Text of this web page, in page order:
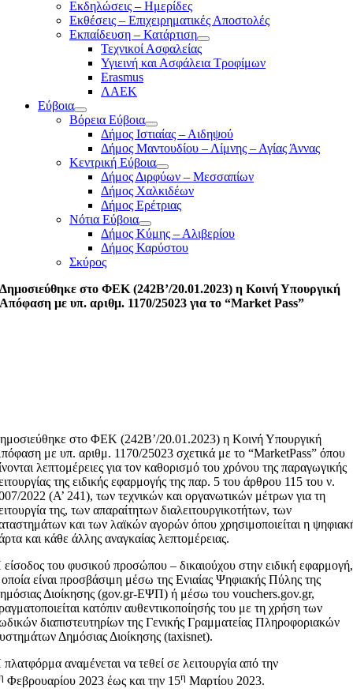
Εκδηλώσεις – Ημερίδες
Εκθέσεις – Επιχειρηματικές Αποστολές
Εκπαίδευση – Κατάρτιση
Τεχνικοί Ασφαλείας
Υγιεινή και Ασφάλεια Τροφίμων
Erasmus
ΛΑΕΚ
Εύβοια
Βόρεια Εύβοια
Δήμος Ιστιαίας – Αιδηψού
Δήμος Μαντουδίου – Λίμνης – Αγίας Άννας
Κεντρική Εύβοια
Δήμος Διρφύων – Μεσσαπίων
Δήμος Χαλκιδέων
Δήμος Ερέτριας
Νότια Εύβοια
Δήμος Κύμης – Αλιβερίου
Δήμος Καρύστου
Σκύρος
Δημοσιεύθηκε στο ΦΕΚ (242Β’/20.01.2023) η Κοινή Υπουργική
Απόφαση με υπ. αριθμ. 1170/25023 για το “Market Pass”
στο ΦΕΚ (242Β’/20.01.2023) η Κοινή Υπουργική
με υπ. αριθμ. 1170/25023 σχετικά με το “MarketPass” όπου
λεπτομέρειες για τον καθορισμό του χρόνου της παραγωγικής
της ειδικής εφαρμογής της παρ. 5 του άρθρου 115 του ν.
2022 (Α’ 241), των τεχνικών και οργανωτικών μέτρων για τη
της, των απαραίτητων διαλειτουργικοτήτων, των
και των λαϊκών αγορών όπου χρησιμοποιείται η
και κάθε άλλης αναγκαίας λεπτομέρειας.
του φυσικού προσώπου – δικαιούχου στην ειδική εφαρμογή,
είναι προσβάσιμη μέσω της Ενιαίας Ψηφιακής Πύλης της
Διοίκησης (gov.gr-ΕΨΠ) ή μέσω του vouchers.gov.gr,
κατόπιν αυθεντικοποίησής του με τη χρήση των
διαπιστευτηρίων της Γενικής Γραμματείας Πληροφοριακών
Δημόσιας Διοίκησης (taxisnet).
αναμένεται να τεθεί σε λειτουργία από την
Φεβρουαρίου 2023 έως και την 15η Μαρτίου 2023.